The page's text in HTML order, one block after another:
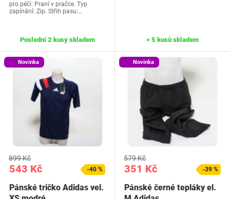
pro péči: Praní v pračce. Typ
zapínání: Zip. Střih pasu:…
Poslední 2 kusy skladem > 5 kusů skladem
Novinka
543 Kč
899 Kč
-40 %
Pánské tričko Adidas vel.
Novinka
351 Kč
579 Kč
-39 %
Pánské černé tepláky el.